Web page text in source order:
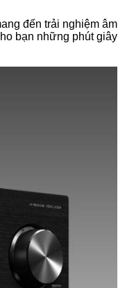
đến trải nghiệm âm
bạn những phút giây